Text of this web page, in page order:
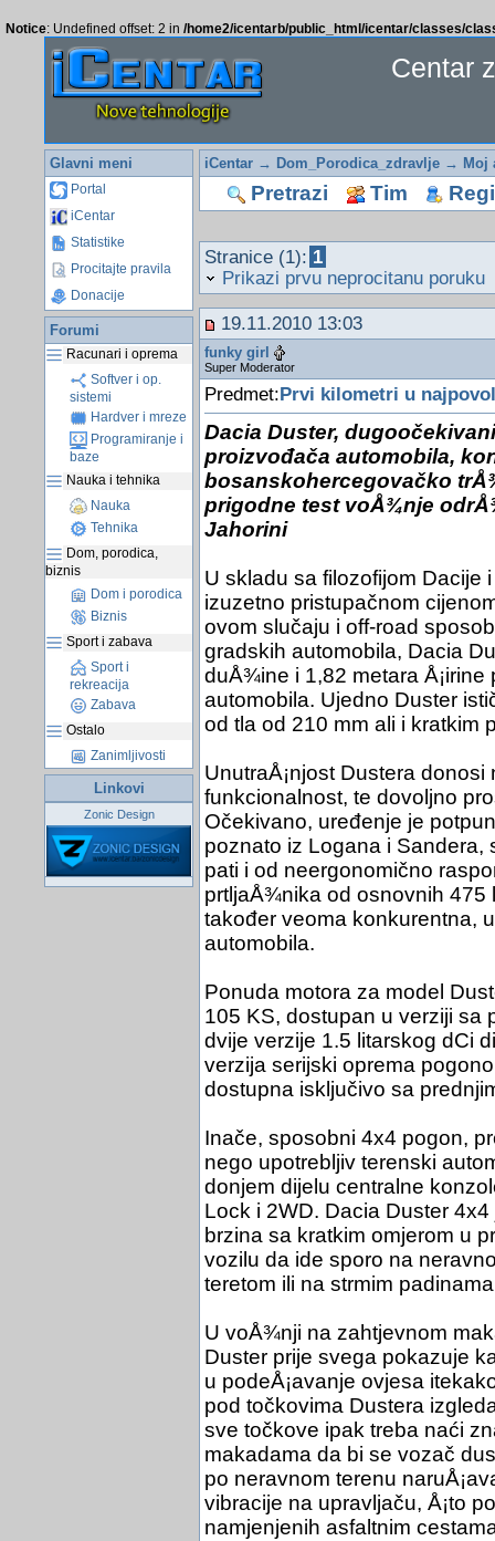
Notice: Undefined offset: 2 in /home2/icentarb/public_html/icentar/classes/
Centar
Glavni meni
Portal
iCentar
Statistike
Procitajte pravila
Donacije
Forumi
Racunari i oprema
Softver i op.
sistemi
Hardver i mreze
Programiranje i
baze
Nauka i tehnika
Nauka
Tehnika
Dom, porodica,
biznis
Dom i porodica
Biznis
Sport i zabava
Sport i
rekreacija
Zabava
Ostalo
Zanimljivosti
Linkovi
Zonic Design
iCentar→ Dom_Porodica_zdravlje→ Moj
Pretrazi Tim
Stranice (1): 1
Prikazi prvu neprocitanu poruku
19.11.2010 13:03
funky girl
Super Moderator
Predmet: Prvi kilometri u
Dacia Duster,
proizvođača automobila,
bosanskohercegovačko
prigodne test voÅ¾nje
Jahorini
U skladu sa filozofijom Dacije
izuzetno pristupačnom
ovom slučaju i off-road
gradskih automobila, Dacia
duÅ¾ine i 1,82 metara
automobila. Ujedno Duster
od tla od 210 mm ali i kratkim
UnutraÅ¡njost Dustera
funkcionalnost, te dovoljno
Očekivano, uređenje je
poznato iz Logana i Sandera,
pati i od neergonomično
prtljaÅ¾nika od osnovnih 475
također veoma konkurentna,
automobila.
Ponuda motora za model
105 KS, dostupan u verziji sa
dvije verzije 1.5 litarskog dCi
verzija serijski oprema
dostupna isključivo sa
Inače, sposobni 4x4 pogon,
nego upotrebljiv terenski
donjem dijelu centralne
Lock i 2WD. Dacia Duster
brzina sa kratkim omjerom u
vozilu da ide sporo na
teretom ili na strmim
U voÅ¾nji na zahtjevnom
Duster prije svega pokazuje
u podeÅ¡avanje ovjesa
pod točkovima Dustera
sve točkove ipak treba naći
makadama da bi se vozač
po neravnom terenu
vibracije na upravljaču, Å¡to
namjenjenih asfaltnim